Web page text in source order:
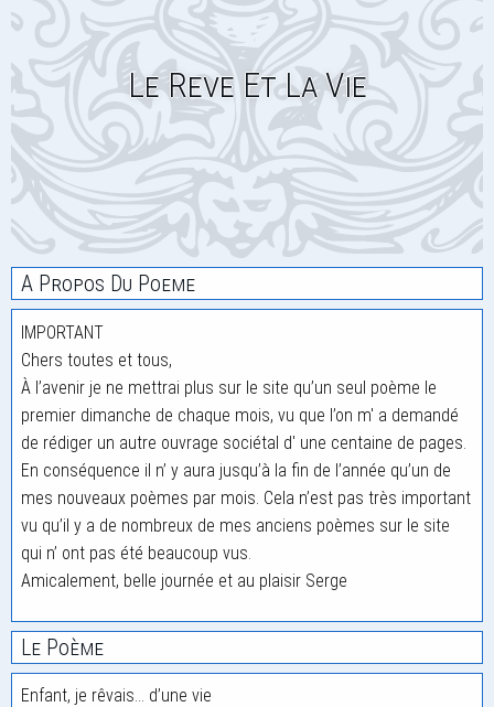
Le Reve Et La Vie
A Propos Du Poeme
IMPORTANT
Chers toutes et tous,
À l’avenir je ne mettrai plus sur le site qu’un seul poème le
premier dimanche de chaque mois, vu que l’on m' a demandé
de rédiger un autre ouvrage sociétal d' une centaine de pages.
En conséquence il n’ y aura jusqu’à la fin de l’année qu’un de
mes nouveaux poèmes par mois. Cela n’est pas très important
vu qu’il y a de nombreux de mes anciens poèmes sur le site
qui n’ ont pas été beaucoup vus.
Amicalement, belle journée et au plaisir Serge
Le Poème
Enfant, je rêvais… d’une vie